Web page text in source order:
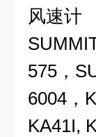
风速计
S
575，
6004，
KA41I,